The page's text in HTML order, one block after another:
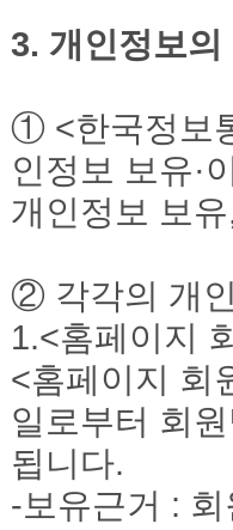
3. 개인정보
① <한국정보
인정보 보유·
개인정보 보
② 각각의 개
1.<홈페이지
<홈페이지 회
일로부터 회
됩니다.
-보유근거 :